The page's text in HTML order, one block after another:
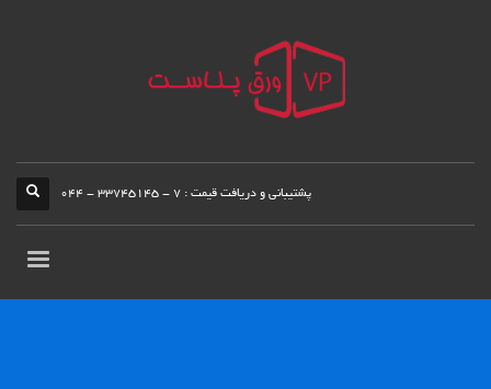
پشتیبانی و دریافت قیمت : 7 - 33745145 - 044